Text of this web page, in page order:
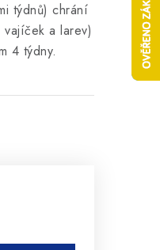
týdnů) chrání
a larev)
4 týdny.